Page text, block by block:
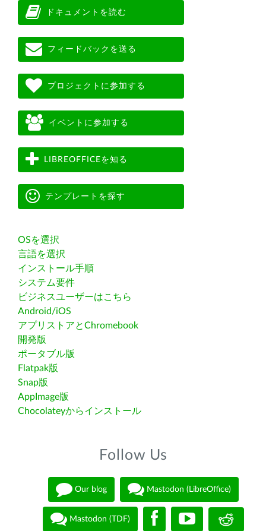
ドキュメントを読む
フィードバックを送る
プロジェクトに参加する
イベントに参加する
LIBREOFFICEを知る
テンプレートを探す
OSを選択
言語を選択
インストール手順
システム要件
ビジネスユーザーはこちら
Android/iOS
アプリストアとChromebook
開発版
ポータブル版
Flatpak版
Snap版
AppImage版
Chocolateyからインストール
Follow Us
Our blog Mastodon (LibreOffice)
Mastodon (TDF)